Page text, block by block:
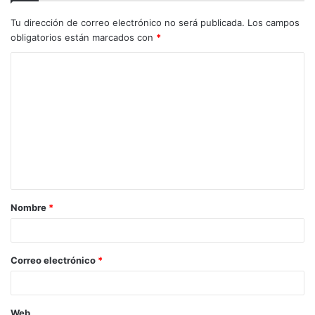
Tu dirección de correo electrónico no será publicada. Los campos
obligatorios están marcados con *
Nombre *
Correo electrónico *
Web